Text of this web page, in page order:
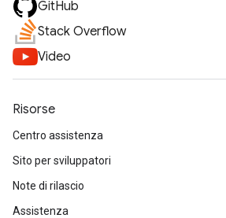
GitHub
Stack Overflow
Video
Risorse
Centro assistenza
Sito per sviluppatori
Note di rilascio
Assistenza